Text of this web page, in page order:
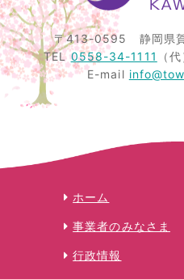
〒413-0595 静岡県
TEL0558-34-1111 （
E-mail
ホーム
事業者のみなさま
行政情報